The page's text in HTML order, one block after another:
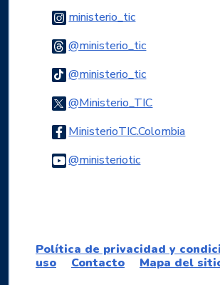
ministerio_ticLogo Instagram
@ministerio_ticLogo Threads
@ministerio_ticLogo Tiktok
@Ministerio_TICLogo Twitter
MinisterioTIC.ColombiaLogo
@ministerioticLogo Youtube
Política de privacidad y
uso
Contacto Mapa del